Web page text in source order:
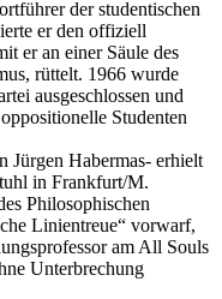
der studentischen
er den offiziell
er an einer Säule des
rüttelt. 1966 wurde
ausgeschlossen und
Studenten
Jürgen Habermas- erhielt
in Frankfurt/M.
Philosophischen
Linientreue“ vorwarf,
am All Souls
Unterbrechung